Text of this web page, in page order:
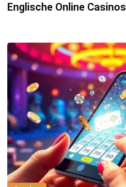
Englische Online Casinos